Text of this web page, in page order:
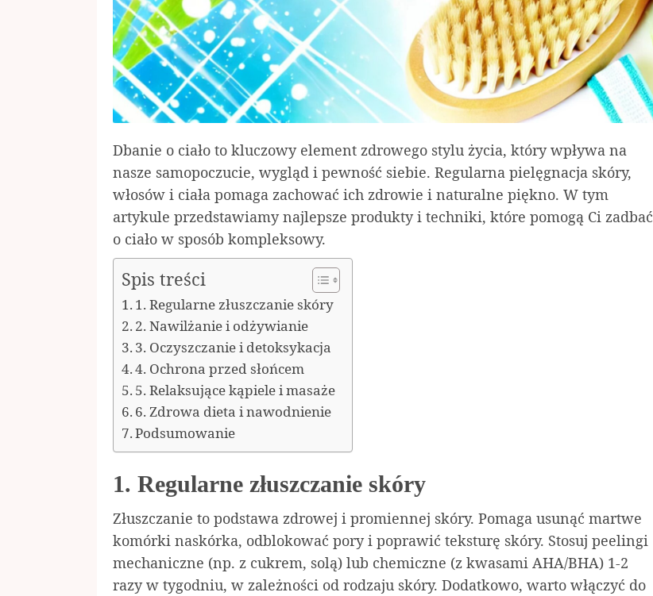
Dbanie o ciało to kluczowy element zdrowego stylu życia, który wpływa na
nasze samopoczucie, wygląd i pewność siebie. Regularna pielęgnacja skóry,
włosów i ciała pomaga zachować ich zdrowie i naturalne piękno. W tym
artykule przedstawiamy najlepsze produkty i techniki, które pomogą Ci zadbać
o ciało w sposób kompleksowy.
Spis treści
1. Regularne złuszczanie skóry
2. Nawilżanie i odżywianie
3. Oczyszczanie i detoksykacja
4. Ochrona przed słońcem
5. Relaksujące kąpiele i masaże
6. Zdrowa dieta i nawodnienie
Podsumowanie
1. Regularne złuszczanie skóry
Złuszczanie to podstawa zdrowej i promiennej skóry. Pomaga usunąć martwe
komórki naskórka, odblokować pory i poprawić teksturę skóry. Stosuj peelingi
mechaniczne (np. z cukrem, solą) lub chemiczne (z kwasami AHA/BHA) 1-2
razy w tygodniu, w zależności od rodzaju skóry. Dodatkowo, warto włączyć do